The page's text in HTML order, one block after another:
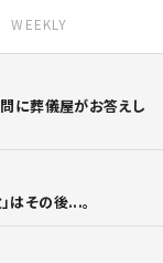
WEEKLY
に葬儀屋がお答えし
はその後...。